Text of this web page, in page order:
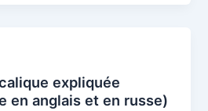
expliquée
en anglais et en russe)